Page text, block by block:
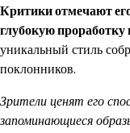
Критики отмечают
глубокую проработку
уникальный стиль
поклонников.
Зрители ценят его
запоминающиеся